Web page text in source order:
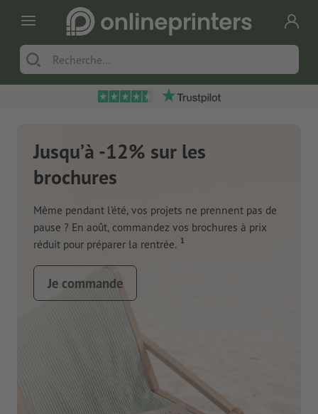
Jusqu’à -12% sur les
brochures
Même pendant l’été, vos projets ne prennent pas de
pause ? En août, commandez vos brochures à prix
réduit pour préparer la rentrée. 1
Je commande